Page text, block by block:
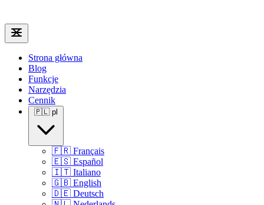
Strona główna
Blog
Funkcje
Narzędzia
Cennik
🇵🇱 pl
🇫🇷 Français
🇪🇸 Español
🇮🇹 Italiano
🇬🇧 English
🇩🇪 Deutsch